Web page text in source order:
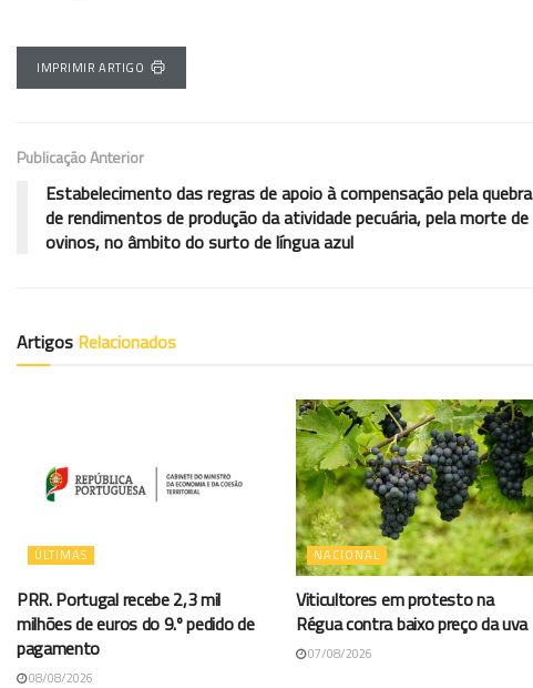
IMPRIMIR ARTIGO
Publicação Anterior
Estabelecimento das regras de apoio à compensação pela quebra
de rendimentos de produção da atividade pecuária, pela morte de
ovinos, no âmbito do surto de língua azul
Artigos Relacionados
ÚLTIMAS
PRR. Portugal recebe 2,3 mil
milhões de euros do 9.º pedido de
pagamento
08/08/2026
NACIONAL
Viticultores em protesto na
Régua contra baixo preço da uva
07/08/2026